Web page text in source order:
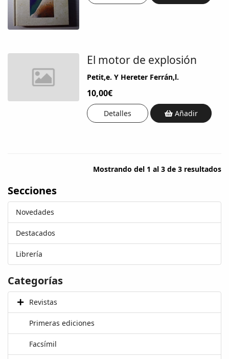
El motor de explosión
Petit,e. Y Hereter Ferrán,l.
10,00€
Detalles Añadir
Mostrando del 1 al 3 de 3 resultados
Secciones
Novedades
Destacados
Librería
Categorías
Revistas
Primeras ediciones
Facsímil